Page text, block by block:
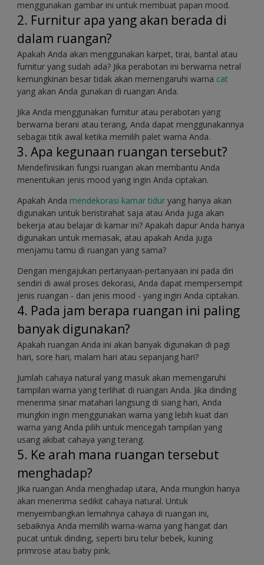
menggunakan gambar ini untuk membuat papan mood.
2. Furnitur apa yang akan berada di
dalam ruangan?
Apakah Anda akan menggunakan karpet, tirai, bantal atau
furnitur yang sudah ada? Jika perabotan ini berwarna netral
kemungkinan besar tidak akan memengaruhi warna cat
yang akan Anda gunakan di ruangan Anda.
Jika Anda menggunakan furnitur atau perabotan yang
berwarna berani atau terang, Anda dapat menggunakannya
sebagai titik awal ketika memilih palet warna Anda.
3. Apa kegunaan ruangan tersebut?
Mendefinisikan fungsi ruangan akan membantu Anda
menentukan jenis mood yang ingin Anda ciptakan.
Apakah Anda mendekorasi kamar tidur yang hanya akan
digunakan untuk beristirahat saja atau Anda juga akan
bekerja atau belajar di kamar ini? Apakah dapur Anda hanya
digunakan untuk memasak, atau apakah Anda juga
menjamu tamu di ruangan yang sama?
Dengan mengajukan pertanyaan-pertanyaan ini pada diri
sendiri di awal proses dekorasi, Anda dapat mempersempit
jenis ruangan - dan jenis mood - yang ingin Anda ciptakan.
4. Pada jam berapa ruangan ini paling
banyak digunakan?
Apakah ruangan Anda ini akan banyak digunakan di pagi
hari, sore hari, malam hari atau sepanjang hari?
Jumlah cahaya natural yang masuk akan memengaruhi
tampilan warna yang terlihat di ruangan Anda. Jika dinding
menerima sinar matahari langsung di siang hari, Anda
mungkin ingin menggunakan warna yang lebih kuat dari
warna yang Anda pilih untuk mencegah tampilan yang
usang akibat cahaya yang terang.
5. Ke arah mana ruangan tersebut
menghadap?
Jika ruangan Anda menghadap utara, Anda mungkin hanya
akan menerima sedikit cahaya natural. Untuk
menyeimbangkan lemahnya cahaya di ruangan ini,
sebaiknya Anda memilih warna-warna yang hangat dan
pucat untuk dinding, seperti biru telur bebek, kuning
primrose atau baby pink.